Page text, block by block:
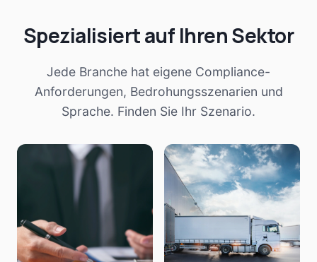
Spezialisiert auf Ihren Sektor
Jede Branche hat eigene Compliance-
Anforderungen, Bedrohungsszenarien und
Sprache. Finden Sie Ihr Szenario.